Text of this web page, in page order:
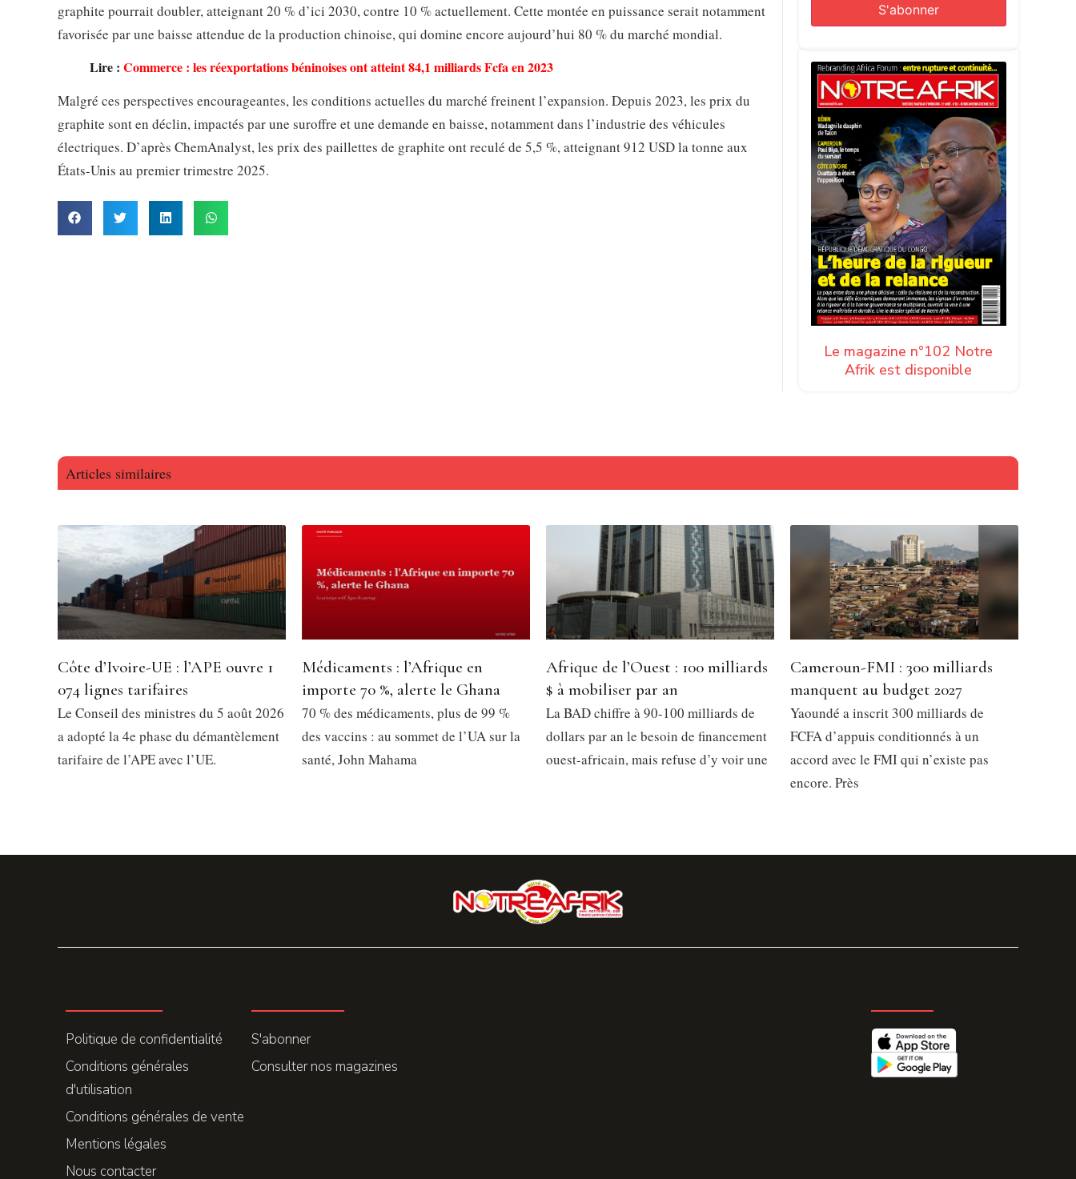
graphite pourrait doubler, atteignant 20 % d’ici 2030, contre 10 % actuellement. Cette montée en puissance serait notamment
favorisée par une baisse attendue de la production chinoise, qui domine encore aujourd’hui 80 % du marché mondial.
Lire : Commerce : les réexportations béninoises ont atteint 84,1 milliards Fcfa en 2023
Malgré ces perspectives encourageantes, les conditions actuelles du marché freinent l’expansion. Depuis 2023, les prix du
graphite sont en déclin, impactés par une suroffre et une demande en baisse, notamment dans l’industrie des véhicules
électriques. D’après ChemAnalyst, les prix des paillettes de graphite ont reculé de 5,5 %, atteignant 912 USD la tonne aux
États-Unis au premier trimestre 2025.
Le magazine n°102 Notre
Afrik est disponible
Articles similaires
Côte d’Ivoire-UE : l’APE ouvre 1
074 lignes tarifaires
Le Conseil des ministres du 5 août 2026
a adopté la 4e phase du démantèlement
tarifaire de l’APE avec l’UE.
Médicaments : l’Afrique en
importe 70 %, alerte le Ghana
70 % des médicaments, plus de 99 %
des vaccins : au sommet de l’UA sur la
santé, John Mahama
Afrique de l’Ouest : 100 milliards
$ à mobiliser par an
La BAD chiffre à 90-100 milliards de
dollars par an le besoin de financement
ouest-africain, mais refuse d’y voir une
Cameroun-FMI : 300 milliards
manquent au budget 2027
Yaoundé a inscrit 300 milliards de
FCFA d’appuis conditionnés à un
accord avec le FMI qui n’existe pas
encore. Près
Politique de confidentialité
Conditions générales
d'utilisation
Conditions générales de vente
Mentions légales
Nous contacter
S'abonner
Consulter nos magazines